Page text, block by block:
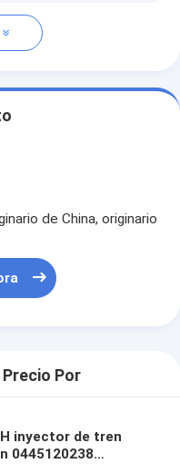
de China, originario
Por
inyector de tren
0445120238